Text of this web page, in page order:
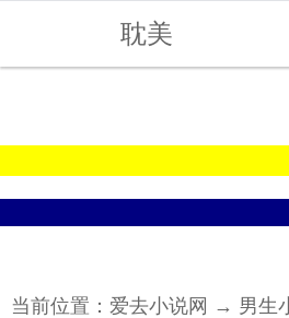
耽美
当前位置： 爱去小说网 → 男生